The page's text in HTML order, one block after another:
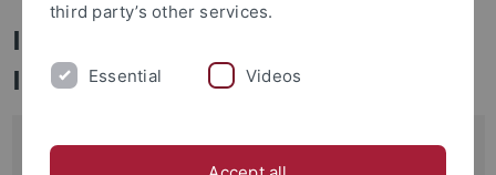
Institut für Ökumenische und
Interreligiöse Forschung
Beobachten – Bedenken – Beraten –
third party’s other services.
Essential Videos